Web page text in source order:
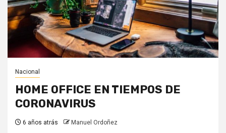
Nacional
HOME OFFICE EN TIEMPOS DE
CORONAVIRUS
6 años atrás Manuel Ordoñez